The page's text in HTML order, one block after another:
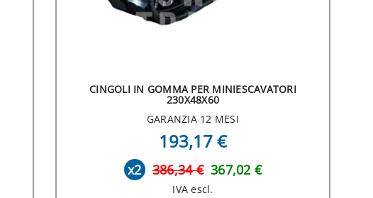
CINGOLI IN GOMMA PER MINIESCAVATORI
230X48X60
GARANZIA 12 MESI
193,17 €
x2 386,34 € 367,02 €
IVA escl.